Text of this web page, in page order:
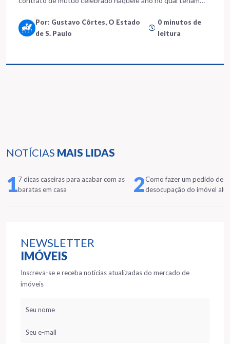
NOTÍCIAS MAIS LIDAS
17 dicas caseiras para acabar com as
baratas em casa
2Como fazer um pedido de
desocupação do imóvel
NEWSLETTER
IMÓVEIS
Inscreva-se e receba notícias atualizadas do mercado de
imóveis
Por: Gustavo Côrtes, O Estado
de S. Paulo
0 minutos de
leitura